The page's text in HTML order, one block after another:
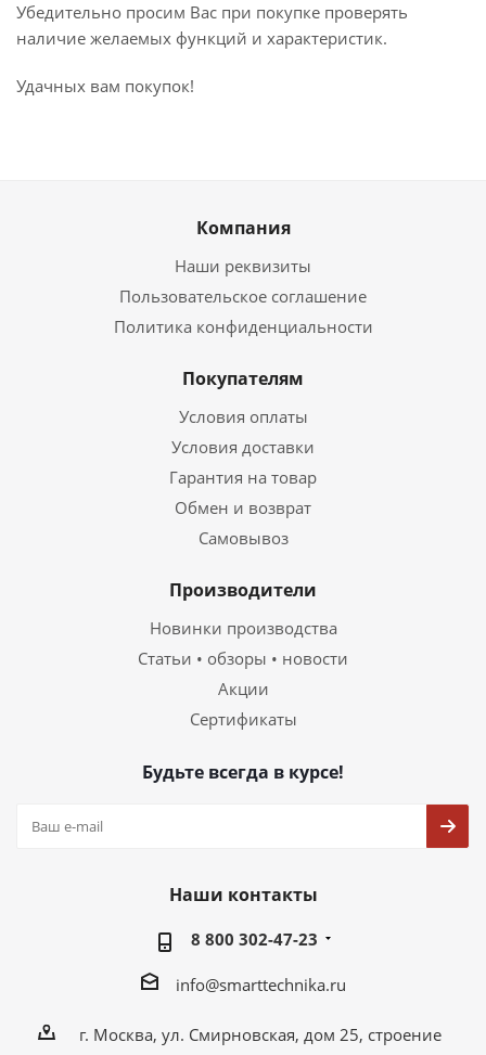
Убедительно просим Вас при покупке проверять
наличие желаемых функций и характеристик.
Удачных вам покупок!
Компания
Наши реквизиты
Пользовательское соглашение
Политика конфиденциальности
Покупателям
Условия оплаты
Условия доставки
Гарантия на товар
Обмен и возврат
Самовывоз
Производители
Новинки производства
Статьи • обзоры • новости
Акции
Сертификаты
Будьте всегда в курсе!
Наши контакты
8 800 302-47-23
info@smarttechnika.ru
г. Москва, ул. Смирновская, дом 25, строение